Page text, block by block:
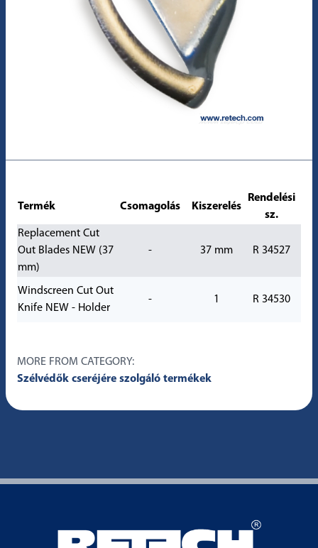
Termék Csomagolás Kiszerelés
Rendelési
sz.
Replacement Cut
Out Blades NEW (37
mm)
- 37 mm R 34527
Windscreen Cut Out
Knife NEW - Holder
- 1 R 34530
MORE FROM CATEGORY:
Szélvédők cseréjére szolgáló termékek